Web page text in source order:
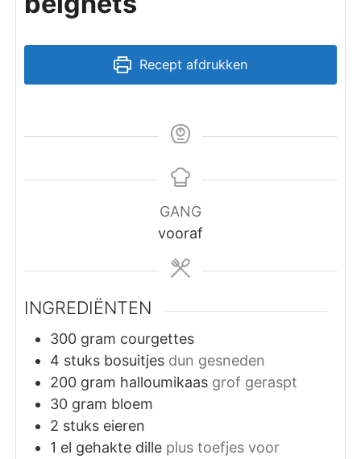
Recept afdrukken
GANG
vooraf
INGREDIËNTEN
300 gram courgettes
4 stuks bosuitjes dun gesneden
200 gram halloumikaas grof geraspt
30 gram bloem
2 stuks eieren
1 el gehakte dille plus toefjes voor